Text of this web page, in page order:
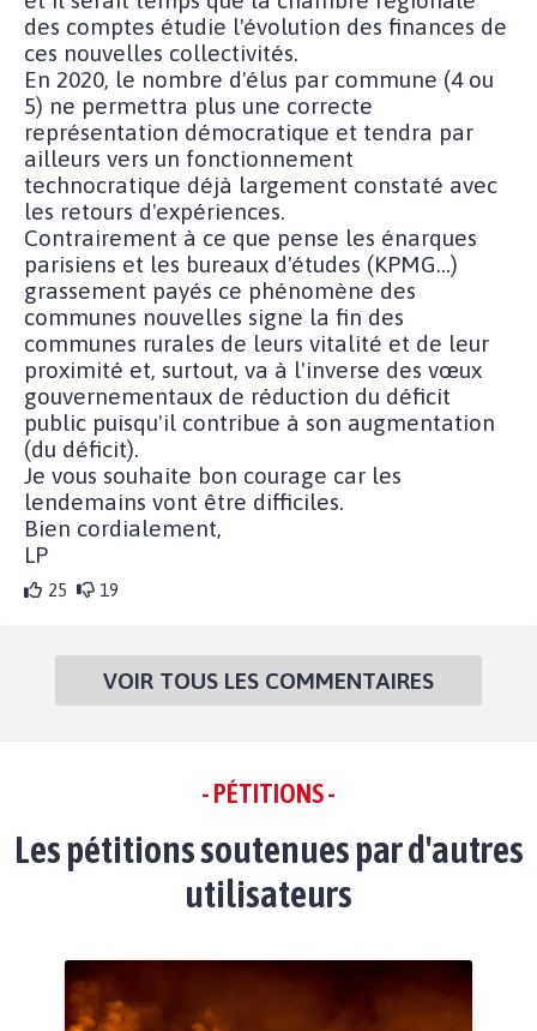
des comptes étudie l'évolution des finances de
ces nouvelles collectivités.
En 2020, le nombre d'élus par commune (4 ou
5) ne permettra plus une correcte
représentation démocratique et tendra par
ailleurs vers un fonctionnement
technocratique déjà largement constaté avec
les retours d'expériences.
Contrairement à ce que pense les énarques
parisiens et les bureaux d'études (KPMG...)
grassement payés ce phénomène des
communes nouvelles signe la fin des
communes rurales de leurs vitalité et de leur
proximité et, surtout, va à l'inverse des vœux
gouvernementaux de réduction du déficit
public puisqu'il contribue à son augmentation
(du déficit).
Je vous souhaite bon courage car les
lendemains vont être difficiles.
Bien cordialement,
LP
25 19
VOIR TOUS LES COMMENTAIRES
- PÉTITIONS -
Les pétitions soutenues par d'autres
utilisateurs